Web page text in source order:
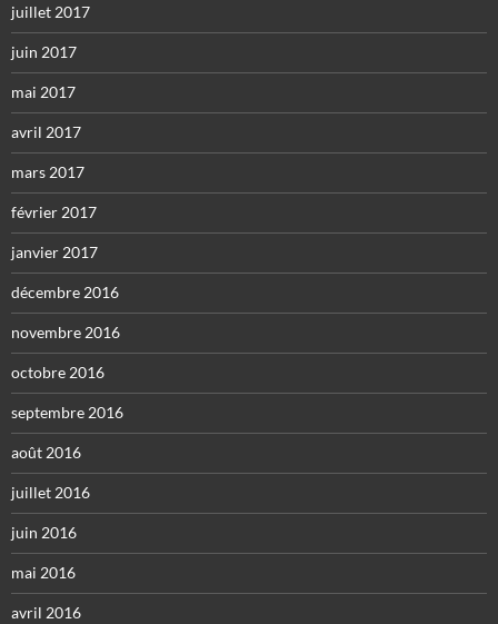
juillet 2017
juin 2017
mai 2017
avril 2017
mars 2017
février 2017
janvier 2017
décembre 2016
novembre 2016
octobre 2016
septembre 2016
août 2016
juillet 2016
juin 2016
mai 2016
avril 2016